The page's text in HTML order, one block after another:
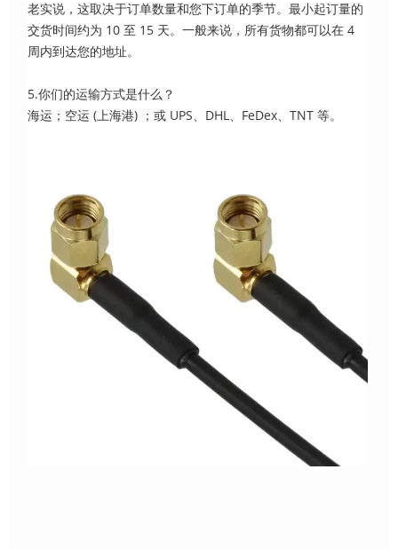
老实说，这取决于订单数量和您下订单的季节。最小起订量的
交货时间约为 10 至 15 天。一般来说，所有货物都可以在 4
周内到达您的地址。
5.你们的运输方式是什么？
海运；空运 (上海港) ；或 UPS、DHL、FeDex、TNT 等。